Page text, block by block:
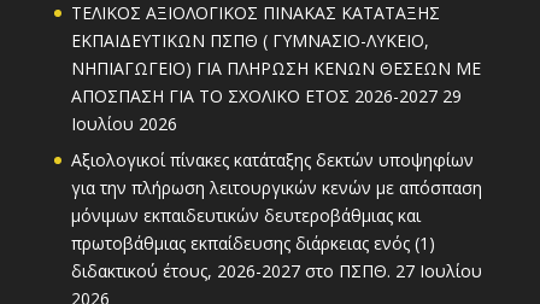
ΤΕΛΙΚΟΣ ΑΞΙΟΛΟΓΙΚΟΣ ΠΙΝΑΚΑΣ ΚΑΤΑΤΑΞΗΣ
ΕΚΠΑΙΔΕΥΤΙΚΩΝ ΠΣΠΘ ( ΓΥΜΝΑΣΙΟ-ΛΥΚΕΙΟ,
ΝΗΠΙΑΓΩΓΕΙΟ) ΓΙΑ ΠΛΗΡΩΣΗ ΚΕΝΩΝ ΘΕΣΕΩΝ ΜΕ
ΑΠΟΣΠΑΣΗ ΓΙΑ ΤΟ ΣΧΟΛΙΚΟ ΕΤΟΣ 2026-2027 29
Ιουλίου 2026
Αξιολογικοί πίνακες κατάταξης δεκτών υποψηφίων
για την πλήρωση λειτουργικών κενών με απόσπαση
μόνιμων εκπαιδευτικών δευτεροβάθμιας και
πρωτοβάθμιας εκπαίδευσης διάρκειας ενός (1)
διδακτικού έτους, 2026-2027 στο ΠΣΠΘ. 27 Ιουλίου
2026